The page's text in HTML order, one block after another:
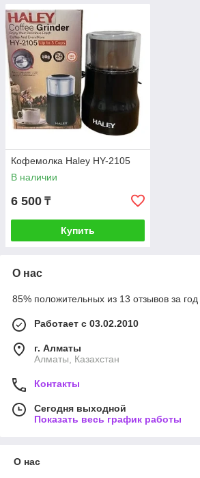
Кофемолка Haley HY-2105
В наличии
6 500 ₸
Купить
О нас
85% положительных из 13 отзывов за год
Работает с 03.02.2010
г. Алматы
Алматы, Казахстан
Контакты
Сегодня выходной
Показать весь график работы
О нас